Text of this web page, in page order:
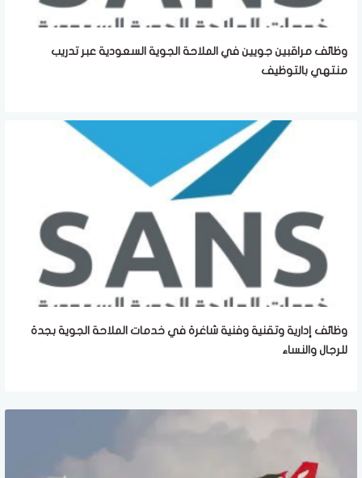
وظائف مراقبين جويين في الملاحة الجوية السعودية عبر تدريب
منتهي بالتوظيف
وظائف إدارية وتقنية وفنية شاغرة في خدمات الملاحة الجوية بجدة
للرجال والنساء